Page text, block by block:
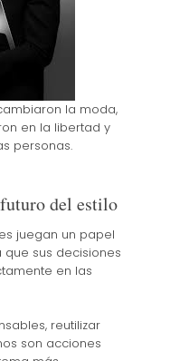
la moda,
en la libertad y
personas.
del estilo
juegan un papel
sus decisiones
en las
reutilizar
son acciones